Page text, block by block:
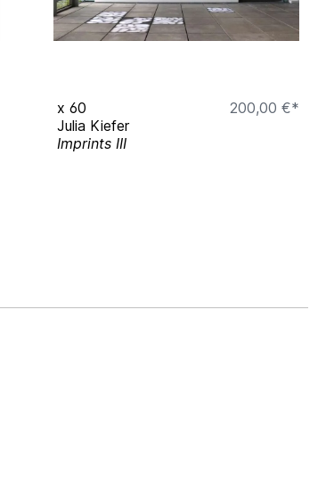
x 60
200,00 €*
Julia Kiefer
Imprints III